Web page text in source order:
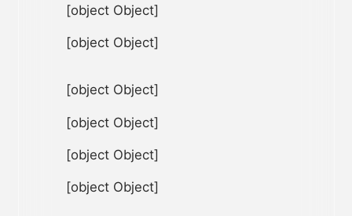
[object Object]
[object Object]
[object Object]
[object Object]
[object Object]
[object Object]